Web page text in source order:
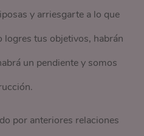
y arriesgarte a lo que
logres tus objetivos, habrán
un pendiente y somos
por anteriores relaciones